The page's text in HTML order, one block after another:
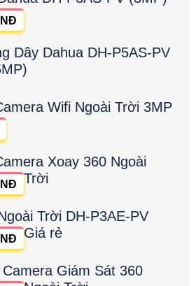
Dây Dahua DH-P5AS-PV
Wifi Ngoài Trời 3MP
Xoay 360 Ngoài
Trời
Trời DH-P3AE-PV
Giá rẻ
Giám Sát 360